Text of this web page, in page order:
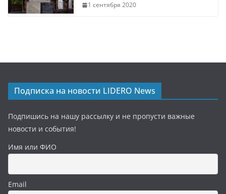
1 сентября 2020
Подписка на новости LIDERO News
Подпишись на нашу рассылку и не пропусти важные
новости и события!
Имя или ФИО
Email